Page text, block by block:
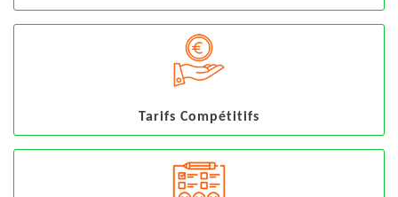
Tarifs Compétitifs